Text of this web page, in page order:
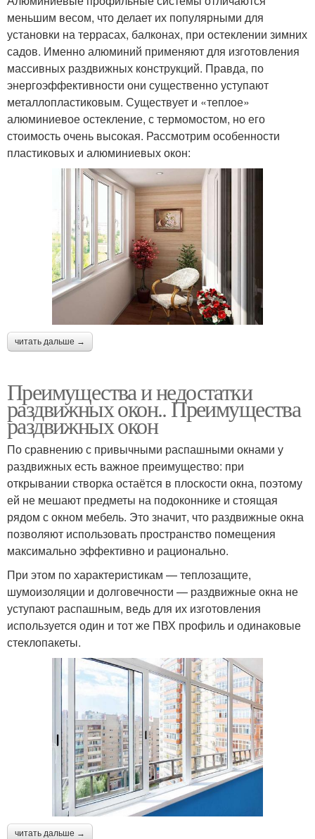
меньшим весом, что делает их популярными для
установки на террасах, балконах, при остеклении зимних
садов. Именно алюминий применяют для изготовления
массивных раздвижных конструкций. Правда, по
энергоэффективности они существенно уступают
металлопластиковым. Существует и «теплое»
алюминиевое остекление, с термомостом, но его
стоимость очень высокая. Рассмотрим особенности
пластиковых и алюминиевых окон:
читать дальше →
Преимущества и недостатки
раздвижных окон.. Преимущества
раздвижных окон
По сравнению с привычными распашными окнами у
раздвижных есть важное преимущество: при
открывании створка остаётся в плоскости окна, поэтому
ей не мешают предметы на подоконнике и стоящая
рядом с окном мебель. Это значит, что раздвижные окна
позволяют использовать пространство помещения
максимально эффективно и рационально.
При этом по характеристикам — теплозащите,
шумоизоляции и долговечности — раздвижные окна не
уступают распашным, ведь для их изготовления
используется один и тот же ПВХ профиль и одинаковые
стеклопакеты.
читать дальше →